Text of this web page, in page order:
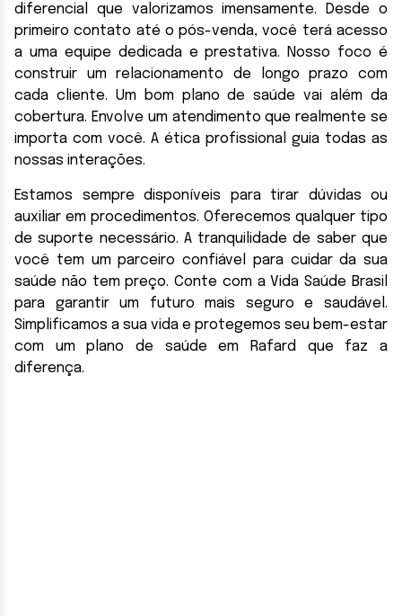
diferencial que valorizamos imensamente. Desde o
primeiro contato até o pós-venda, você terá acesso
a uma equipe dedicada e prestativa. Nosso foco é
construir um relacionamento de longo prazo com
cada cliente. Um bom plano de saúde vai além da
cobertura. Envolve um atendimento que realmente se
importa com você. A ética profissional guia todas as
nossas interações.
Estamos sempre disponíveis para tirar dúvidas ou
auxiliar em procedimentos. Oferecemos qualquer tipo
de suporte necessário. A tranquilidade de saber que
você tem um parceiro confiável para cuidar da sua
saúde não tem preço. Conte com a Vida Saúde Brasil
para garantir um futuro mais seguro e saudável.
Simplificamos a sua vida e protegemos seu bem-estar
com um plano de saúde em Rafard que faz a
diferença.